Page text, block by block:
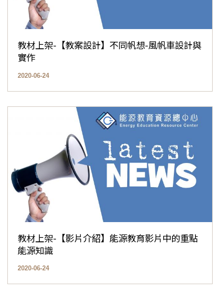
教材上架-【教案設計】不同帆想-風帆車設計與
實作
2020-06-24
教材上架-【影片介紹】能源教育影片中的重點
能源知識
2020-06-24